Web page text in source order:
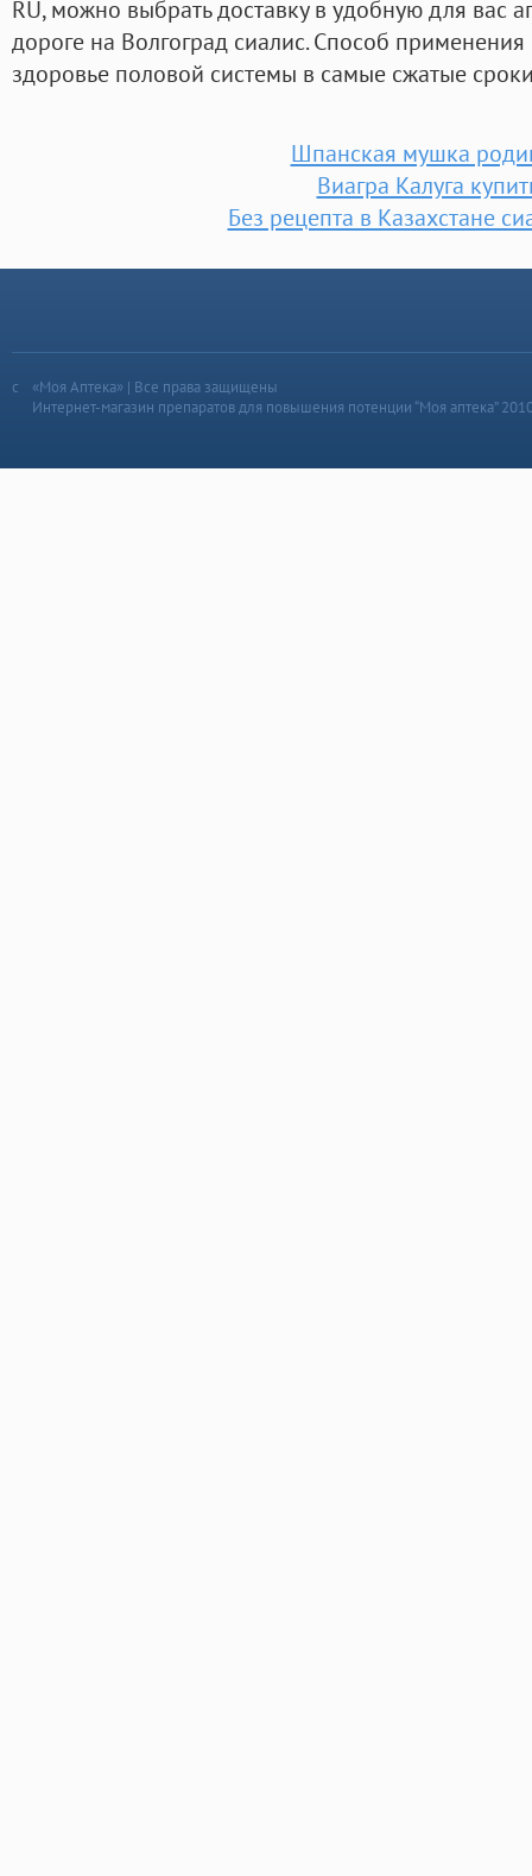
RU, можно выбрать доставку в удобную для вас
дороге на Волгоград сиалис. Способ
здоровье половой системы в самые сжатые
Шпанская мушка
Виагра Калуга
Без рецепта в Казахстане
«Моя Аптека» | Все права защищены
Интернет-магазин препаратов для повышения потенции “Моя аптека”